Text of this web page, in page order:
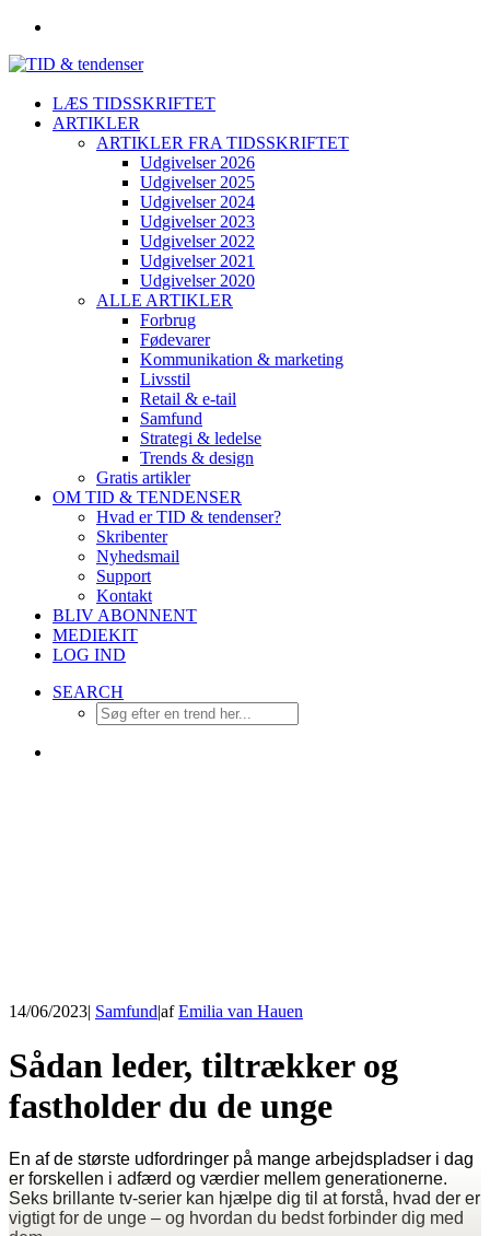
LÆS TIDSSKRIFTET
ARTIKLER
ARTIKLER FRA TIDSSKRIFTET
Udgivelser 2026
Udgivelser 2025
Udgivelser 2024
Udgivelser 2023
Udgivelser 2022
Udgivelser 2021
Udgivelser 2020
ALLE ARTIKLER
Forbrug
Fødevarer
Kommunikation & marketing
Livsstil
Retail & e-tail
Samfund
Strategi & ledelse
Trends & design
Gratis artikler
OM TID & TENDENSER
Hvad er TID & tendenser?
Skribenter
Nyhedsmail
Support
Kontakt
BLIV ABONNENT
MEDIEKIT
LOG IND
SEARCH
14/06/2023| Samfund|afEmilia van Hauen
Sådan leder, tiltrækker og
fastholder du de unge
En af de største udfordringer på mange arbejdspladser i dag
er forskellen i adfærd og værdier mellem generationerne.
Seks brillante tv-serier kan hjælpe dig til at forstå, hvad der er
vigtigt for de unge – og hvordan du bedst forbinder dig med